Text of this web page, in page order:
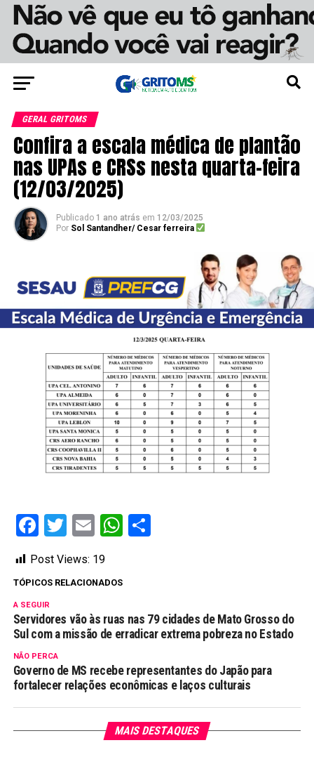
GERAL GRITOMS
Confira a escala médica de plantão
nas UPAs e CRSs nesta quarta-feira
(12/03/2025)
Publicado 1 ano atrás em 12/03/2025
Por Sol Santandher/ Cesar ferreira
Facebook
Twitter
EmailWhatsApp
Share
Post Views: 19
TÓPICOS RELACIONADOS
A SEGUIR
Servidores vão às ruas nas 79 cidades de Mato Grosso do
Sul com a missão de erradicar extrema pobreza no Estado
NÃO PERCA
Governo de MS recebe representantes do Japão para
fortalecer relações econômicas e laços culturais
MAIS DESTAQUES